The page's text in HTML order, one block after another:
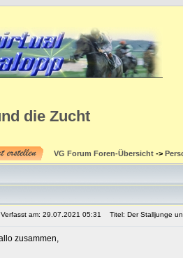
die Zucht
VG Forum Foren-Übersicht ->
Verfasst am: 29.07.2021 05:31 Titel: Der Stalljunge
zusammen,